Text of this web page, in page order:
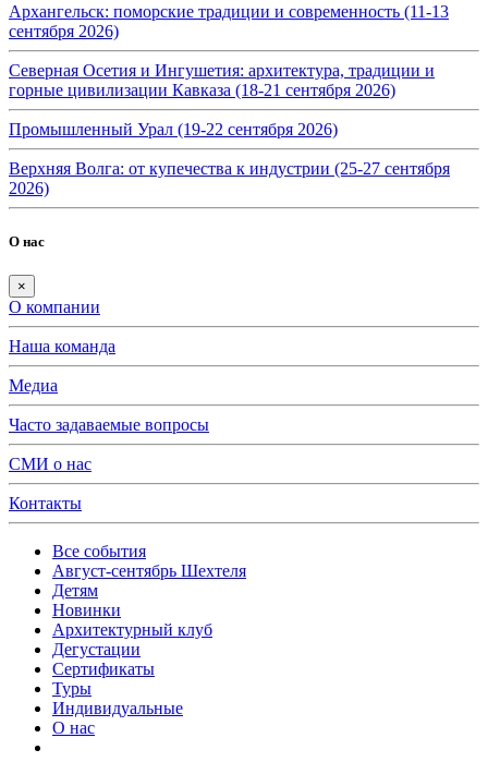
Архангельск: поморские традиции и современность (11-13
сентября 2026)
Северная Осетия и Ингушетия: архитектура, традиции и
горные цивилизации Кавказа (18-21 сентября 2026)
Промышленный Урал (19-22 сентября 2026)
Верхняя Волга: от купечества к индустрии (25-27 сентября
2026)
О нас
×
О компании
Наша команда
Медиа
Часто задаваемые вопросы
СМИ о нас
Контакты
Все события
Август-сентябрь Шехтеля
Детям
Новинки
Архитектурный клуб
Дегустации
Сертификаты
Туры
Индивидуальные
О нас